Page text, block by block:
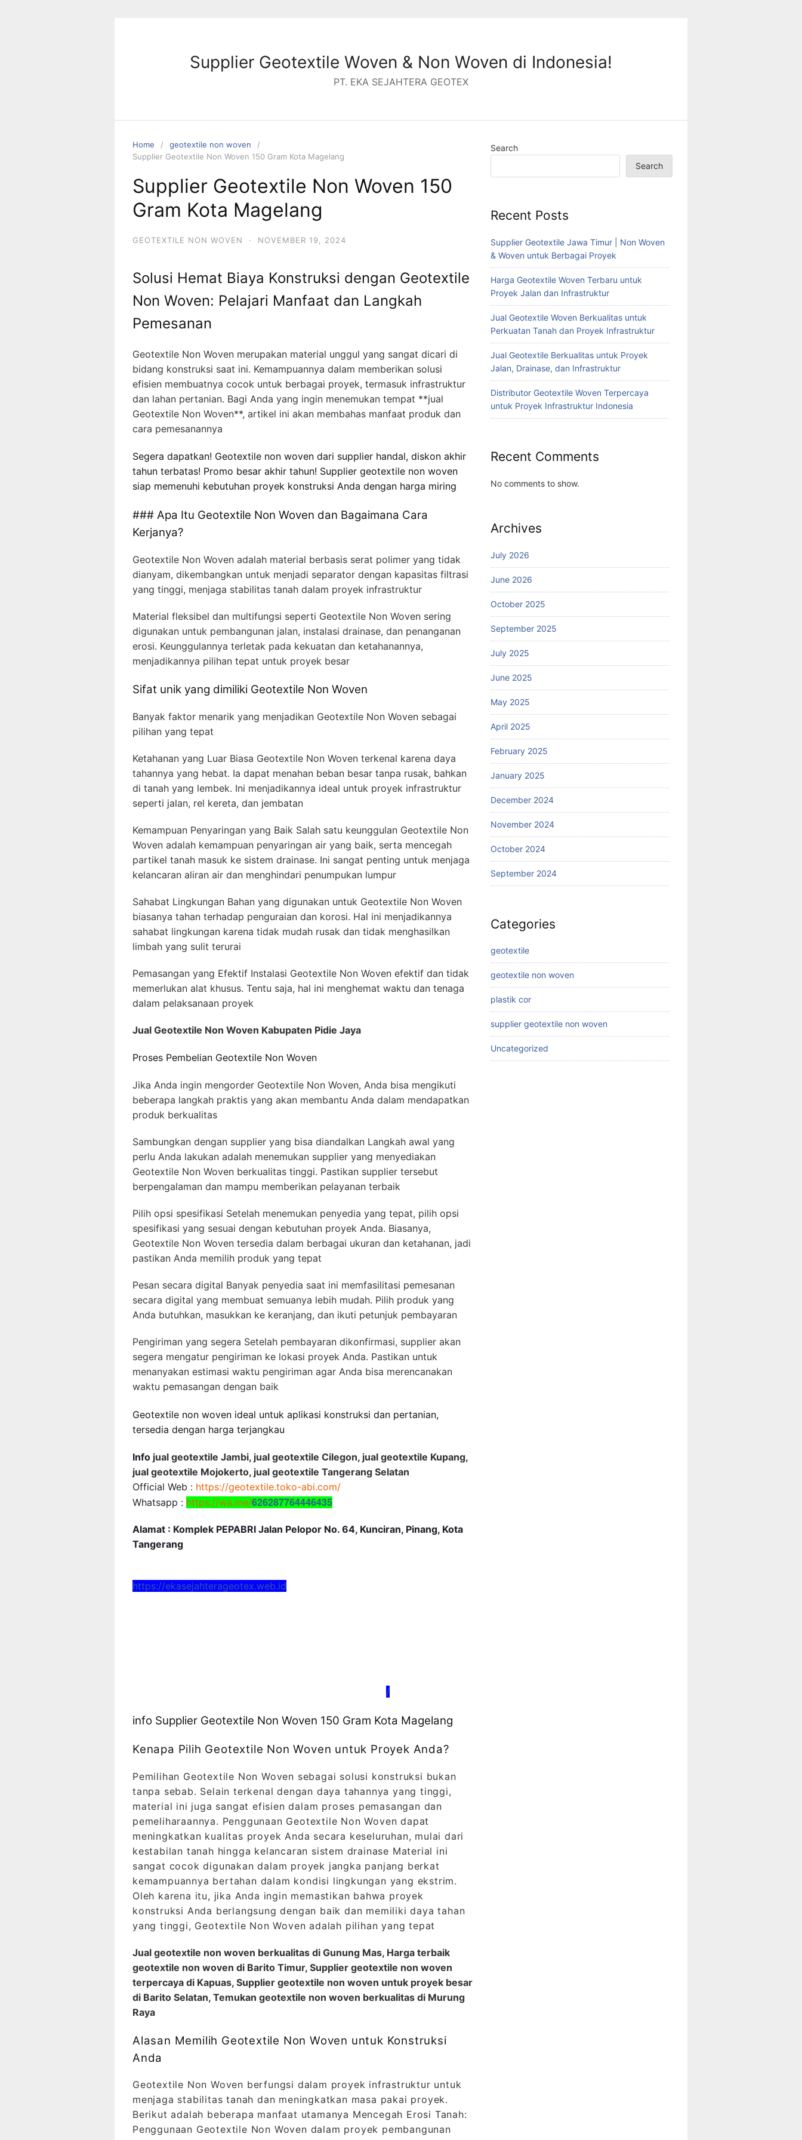
Supplier Geotextile Woven & Non Woven di Indonesia!
PT. EKA SEJAHTERA GEOTEX
Home
geotextile non woven
Supplier Geotextile Non Woven 150 Gram Kota Magelang
Supplier Geotextile Non Woven 150
Gram Kota Magelang
GEOTEXTILE NON WOVEN · NOVEMBER 19, 2024
Solusi Hemat Biaya Konstruksi dengan Geotextile
Non Woven: Pelajari Manfaat dan Langkah
Pemesanan
Geotextile Non Woven merupakan material unggul yang sangat dicari di
bidang konstruksi saat ini. Kemampuannya dalam memberikan solusi
efisien membuatnya cocok untuk berbagai proyek, termasuk infrastruktur
dan lahan pertanian. Bagi Anda yang ingin menemukan tempat **jual
Geotextile Non Woven**, artikel ini akan membahas manfaat produk dan
cara pemesanannya
Segera dapatkan! Geotextile non woven dari supplier handal, diskon akhir
tahun terbatas! Promo besar akhir tahun! Supplier geotextile non woven
siap memenuhi kebutuhan proyek konstruksi Anda dengan harga miring
### Apa Itu Geotextile Non Woven dan Bagaimana Cara
Kerjanya?
Geotextile Non Woven adalah material berbasis serat polimer yang tidak
dianyam, dikembangkan untuk menjadi separator dengan kapasitas filtrasi
yang tinggi, menjaga stabilitas tanah dalam proyek infrastruktur
Material fleksibel dan multifungsi seperti Geotextile Non Woven sering
digunakan untuk pembangunan jalan, instalasi drainase, dan penanganan
erosi. Keunggulannya terletak pada kekuatan dan ketahanannya,
menjadikannya pilihan tepat untuk proyek besar
Sifat unik yang dimiliki Geotextile Non Woven
Banyak faktor menarik yang menjadikan Geotextile Non Woven sebagai
pilihan yang tepat
Ketahanan yang Luar Biasa Geotextile Non Woven terkenal karena daya
tahannya yang hebat. Ia dapat menahan beban besar tanpa rusak, bahkan
di tanah yang lembek. Ini menjadikannya ideal untuk proyek infrastruktur
seperti jalan, rel kereta, dan jembatan
Kemampuan Penyaringan yang Baik Salah satu keunggulan Geotextile Non
Woven adalah kemampuan penyaringan air yang baik, serta mencegah
partikel tanah masuk ke sistem drainase. Ini sangat penting untuk menjaga
kelancaran aliran air dan menghindari penumpukan lumpur
Sahabat Lingkungan Bahan yang digunakan untuk Geotextile Non Woven
biasanya tahan terhadap penguraian dan korosi. Hal ini menjadikannya
sahabat lingkungan karena tidak mudah rusak dan tidak menghasilkan
limbah yang sulit terurai
Pemasangan yang Efektif Instalasi Geotextile Non Woven efektif dan tidak
memerlukan alat khusus. Tentu saja, hal ini menghemat waktu dan tenaga
dalam pelaksanaan proyek
Jual Geotextile Non Woven Kabupaten Pidie Jaya
Proses Pembelian Geotextile Non Woven
Jika Anda ingin mengorder Geotextile Non Woven, Anda bisa mengikuti
beberapa langkah praktis yang akan membantu Anda dalam mendapatkan
produk berkualitas
Sambungkan dengan supplier yang bisa diandalkan Langkah awal yang
perlu Anda lakukan adalah menemukan supplier yang menyediakan
Geotextile Non Woven berkualitas tinggi. Pastikan supplier tersebut
berpengalaman dan mampu memberikan pelayanan terbaik
Pilih opsi spesifikasi Setelah menemukan penyedia yang tepat, pilih opsi
spesifikasi yang sesuai dengan kebutuhan proyek Anda. Biasanya,
Geotextile Non Woven tersedia dalam berbagai ukuran dan ketahanan, jadi
pastikan Anda memilih produk yang tepat
Pesan secara digital Banyak penyedia saat ini memfasilitasi pemesanan
secara digital yang membuat semuanya lebih mudah. Pilih produk yang
Anda butuhkan, masukkan ke keranjang, dan ikuti petunjuk pembayaran
Pengiriman yang segera Setelah pembayaran dikonfirmasi, supplier akan
segera mengatur pengiriman ke lokasi proyek Anda. Pastikan untuk
menanyakan estimasi waktu pengiriman agar Anda bisa merencanakan
waktu pemasangan dengan baik
Geotextile non woven ideal untuk aplikasi konstruksi dan pertanian,
tersedia dengan harga terjangkau
Info jual geotextile Jambi, jual geotextile Cilegon, jual geotextile Kupang,
jual geotextile Mojokerto, jual geotextile Tangerang Selatan
Official Web : https://geotextile.toko-abi.com/
Whatsapp : https://wa.me/626287764446435
Alamat : Komplek PEPABRI Jalan Pelopor No. 64, Kunciran, Pinang, Kota
Tangerang
https://ekasejahterageotex.web.id
/
info Supplier Geotextile Non Woven 150 Gram Kota Magelang
Kenapa Pilih Geotextile Non Woven untuk Proyek Anda?
Pemilihan Geotextile Non Woven sebagai solusi konstruksi bukan
tanpa sebab. Selain terkenal dengan daya tahannya yang tinggi,
material ini juga sangat efisien dalam proses pemasangan dan
pemeliharaannya. Penggunaan Geotextile Non Woven dapat
meningkatkan kualitas proyek Anda secara keseluruhan, mulai dari
kestabilan tanah hingga kelancaran sistem drainase Material ini
sangat cocok digunakan dalam proyek jangka panjang berkat
kemampuannya bertahan dalam kondisi lingkungan yang ekstrim.
Oleh karena itu, jika Anda ingin memastikan bahwa proyek
konstruksi Anda berlangsung dengan baik dan memiliki daya tahan
yang tinggi, Geotextile Non Woven adalah pilihan yang tepat
Jual geotextile non woven berkualitas di Gunung Mas, Harga terbaik
geotextile non woven di Barito Timur, Supplier geotextile non woven
terpercaya di Kapuas, Supplier geotextile non woven untuk proyek besar
di Barito Selatan, Temukan geotextile non woven berkualitas di Murung
Raya
Alasan Memilih Geotextile Non Woven untuk Konstruksi
Anda
Geotextile Non Woven berfungsi dalam proyek infrastruktur untuk
menjaga stabilitas tanah dan meningkatkan masa pakai proyek.
Berikut adalah beberapa manfaat utamanya Mencegah Erosi Tanah:
Penggunaan Geotextile Non Woven dalam proyek pembangunan
Search
Search
Recent Posts
Supplier Geotextile Jawa Timur | Non Woven
& Woven untuk Berbagai Proyek
Harga Geotextile Woven Terbaru untuk
Proyek Jalan dan Infrastruktur
Jual Geotextile Woven Berkualitas untuk
Perkuatan Tanah dan Proyek Infrastruktur
Jual Geotextile Berkualitas untuk Proyek
Jalan, Drainase, dan Infrastruktur
Distributor Geotextile Woven Terpercaya
untuk Proyek Infrastruktur Indonesia
Recent Comments
No comments to show.
Archives
July 2026
June 2026
October 2025
September 2025
July 2025
June 2025
May 2025
April 2025
February 2025
January 2025
December 2024
November 2024
October 2024
September 2024
Categories
geotextile
geotextile non woven
plastik cor
supplier geotextile non woven
Uncategorized